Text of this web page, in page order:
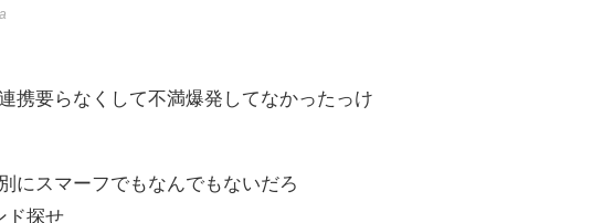
携要らなくして不満爆発してなかったっけ
にスマーフでもなんでもないだろ
ド探せ